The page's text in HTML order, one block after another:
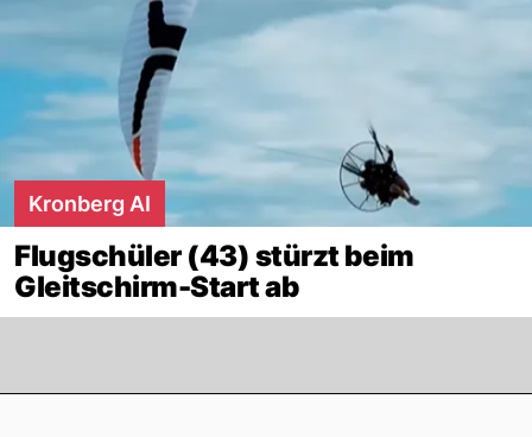
Kronberg AI
Flugschüler (43) stürzt beim
Gleitschirm-Start ab